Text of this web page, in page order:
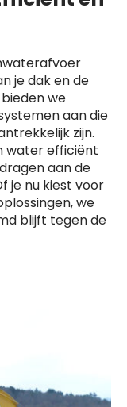
je dak en de
we
aan die
zijn.
water efficiënt
aan de
je nu kiest voor
we
blijft tegen de